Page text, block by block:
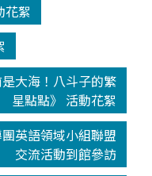
花絮
大海！八斗子的繁
星點點》 活動花絮
英語領域小組聯盟
交流活動到館參訪